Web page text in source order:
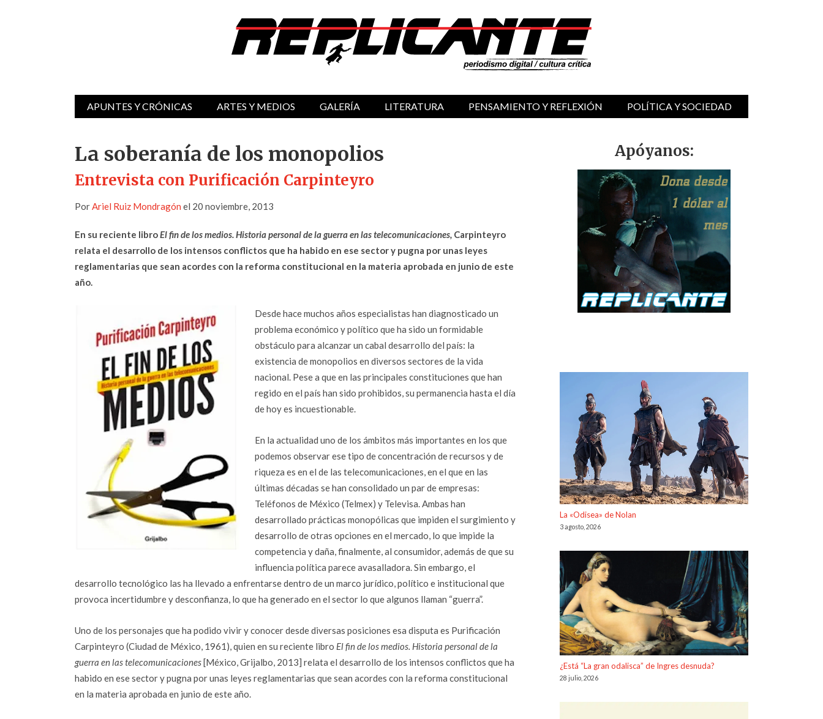
APUNTES Y CRÓNICAS ARTES Y MEDIOS GALERÍA LITERATURA PENSAMIENTO Y REFLEXIÓN POLÍTICA Y SOCIEDAD
La soberanía de los monopolios
Entrevista con Purificación Carpinteyro
PorAriel Ruiz Mondragón el 20 noviembre, 2013
En su reciente libroEl fin de los medios. Historia personal de la guerra en las telecomunicaciones, Carpinteyro
relata el desarrollo de los intensos conflictos que ha habido en ese sector y pugna por unas leyes
reglamentarias que sean acordes con la reforma constitucional en la materia aprobada en junio de este
año.
Desde hace muchos años especialistas han diagnosticado un
problema económico y político que ha sido un formidable
obstáculo para alcanzar un cabal desarrollo del país: la
existencia de monopolios en diversos sectores de la vida
nacional. Pese a que en las principales constituciones que han
regido en el país han sido prohibidos, su permanencia hasta el día
de hoy es incuestionable.
En la actualidad uno de los ámbitos más importantes en los que
podemos observar ese tipo de concentración de recursos y de
riqueza es en el de las telecomunicaciones, en el que en las
últimas décadas se han consolidado un par de empresas:
Teléfonos de México (Telmex) y Televisa. Ambas han
desarrollado prácticas monopólicas que impiden el surgimiento y
desarrollo de otras opciones en el mercado, lo que impide la
competencia y daña, finalmente, al consumidor, además de que su
influencia política parece avasalladora. Sin embargo, el
desarrollo tecnológico las ha llevado a enfrentarse dentro de un marco jurídico, político e institucional que
provoca incertidumbre y desconfianza, lo que ha generado en el sector lo que algunos llaman “guerra”.
Uno de los personajes que ha podido vivir y conocer desde diversas posiciones esa disputa es Purificación
Carpinteyro (Ciudad de México, 1961), quien en su reciente libro El fin de los medios. Historia personal de la
guerra en las telecomunicaciones[México, Grijalbo, 2013] relata el desarrollo de los intensos conflictos que ha
habido en ese sector y pugna por unas leyes reglamentarias que sean acordes con la reforma constitucional
en la materia aprobada en junio de este año.
Apóyanos:
La «Odisea» de Nolan
3 agosto, 2026
¿Está “La gran odalisca” de Ingres desnuda?
28 julio, 2026